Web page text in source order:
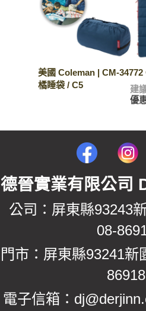
美國 Coleman | CM-
橘睡袋 / C5
建
優
德晉實業有限公
公司：屏東縣93243
08-
門市：屏東縣93241
電子信箱：